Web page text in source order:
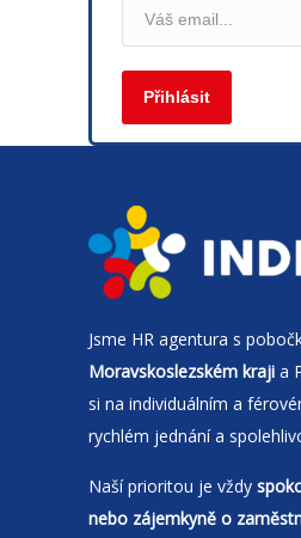
Jsme HR agentura s
Moravskoslezském kraji a
si na individuálním a
rychlém jednání a
Naší prioritou je vždy
nebo zájemkyně o